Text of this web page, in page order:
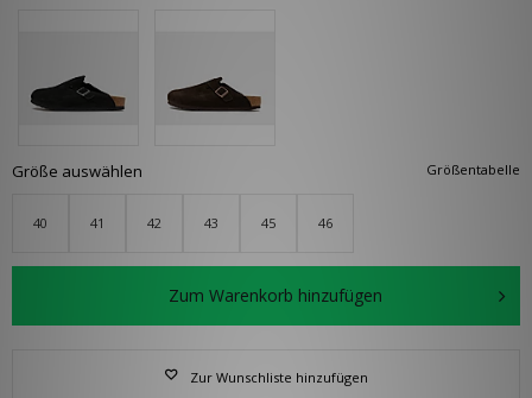
Größentabelle
Größe auswählen
40 41 42 43 45 46
Zum Warenkorb hinzufügen
Zur Wunschliste hinzufügen